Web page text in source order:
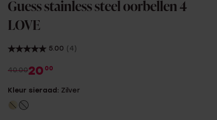
Guess stainless steel oorbellen 4
LOVE
5.00 (4)
40.0020 00
Kleur sieraad: Zilver